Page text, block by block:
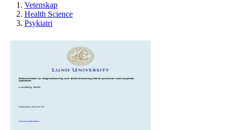
Vetenskap
Health Science
Psykiatri